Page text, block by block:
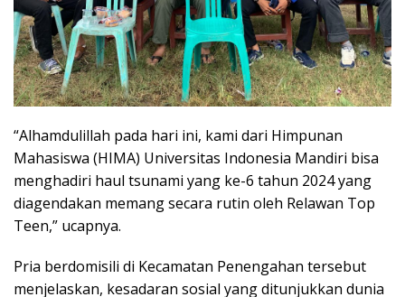
“Alhamdulillah pada hari ini, kami dari Himpunan
Mahasiswa (HIMA) Universitas Indonesia Mandiri bisa
menghadiri haul tsunami yang ke-6 tahun 2024 yang
diagendakan memang secara rutin oleh Relawan Top
Teen,” ucapnya.
Pria berdomisili di Kecamatan Penengahan tersebut
menjelaskan, kesadaran sosial yang ditunjukkan dunia